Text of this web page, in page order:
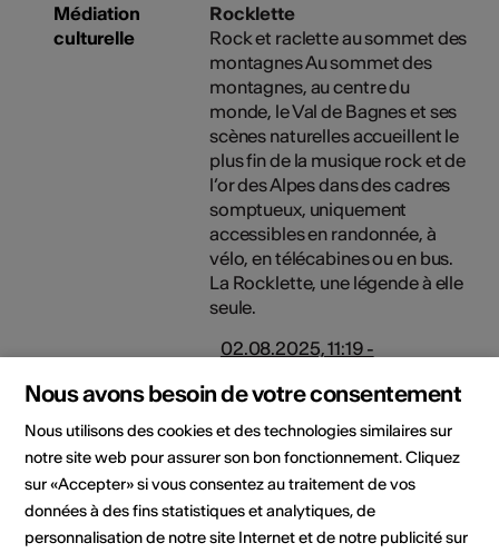
Médiation
culturelle
Rocklette
Rock et raclette au sommet des
montagnes Au sommet des
montagnes, au centre du
monde, le Val de Bagnes et ses
scènes naturelles accueillent le
plus fin de la musique rock et de
l’or des Alpes dans des cadres
somptueux, uniquement
accessibles en randonnée, à
vélo, en télécabines ou en bus.
La Rocklette, une légende à elle
seule.
02.08.2025, 11:19 -
Organisateur
PALP Festival
Association Grand Mirific
Chemin du Clou 13
1934 Bruson
E-Mail
Nous avons besoin de votre consentement
Nous utilisons des cookies et des technologies similaires sur
notre site web pour assurer son bon fonctionnement. Cliquez
sur «Accepter» si vous consentez au traitement de vos
données à des fins statistiques et analytiques, de
personnalisation de notre site Internet et de notre publicité sur